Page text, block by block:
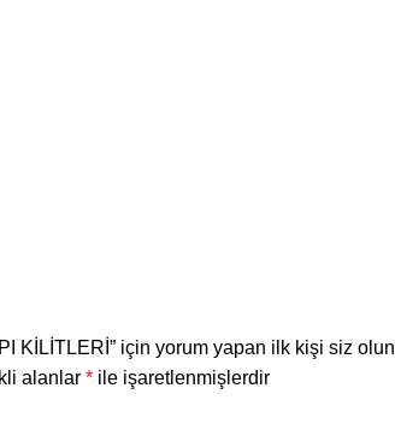
KİLİTLERİ” için yorum yapan ilk kişi siz olun
alanlar * ile işaretlenmişlerdir